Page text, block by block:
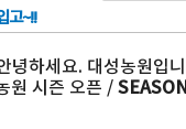
고~!!
녕하세요. 대성농원입
원 시즌 오픈 /